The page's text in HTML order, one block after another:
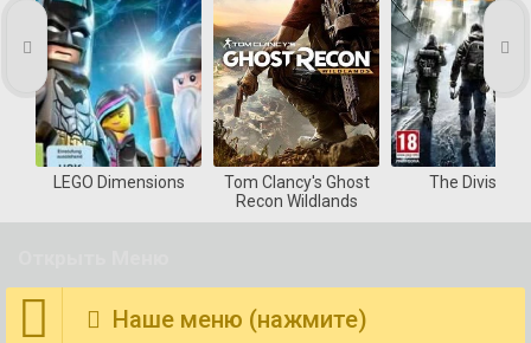
LEGO Dimensions
Tom Clancy's Ghost
Recon Wildlands
The Division
Наше меню (нажмите)